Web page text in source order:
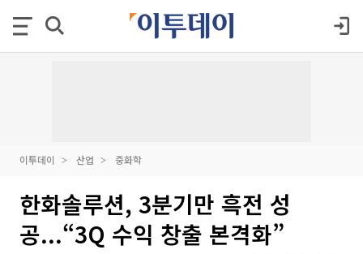
이투데이 산업 중화학
한화솔루션, 3분기만 흑전 성
공...“3Q 수익 창출 본격화”